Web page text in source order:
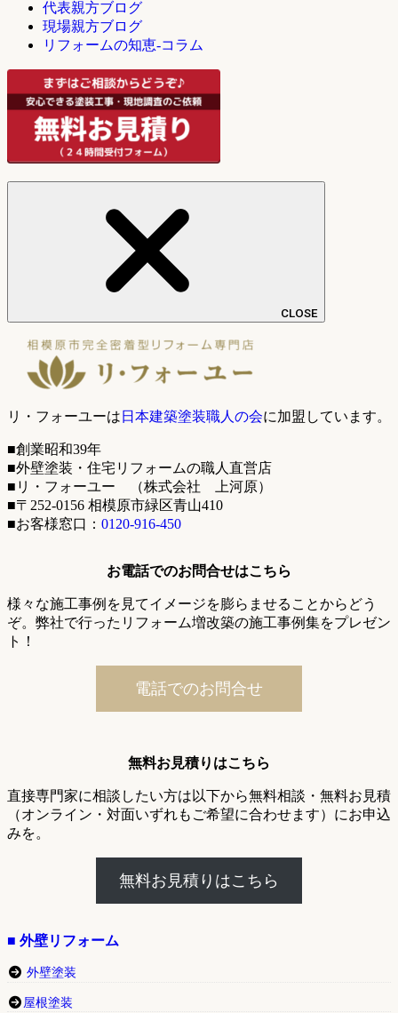
代表親方ブログ
現場親方ブログ
リフォームの知恵-コラム
CLOSE
リ・フォーユーは 日本建築塗装職人の会に加盟しています。
■創業昭和39年
■外壁塗装・住宅リフォームの職人直営店
■リ・フォーユー （株式会社 上河原）
■〒252-0156 相模原市緑区青山410
■お客様窓口： 0120-916-450
お電話でのお問合せはこちら
様々な施工事例を見てイメージを膨らませることからどう
ぞ。弊社で行ったリフォーム増改築の施工事例集をプレゼン
ト！
電話でのお問合せ
無料お見積りはこちら
直接専門家に相談したい方は以下から無料相談・無料お見積
（オンライン・対面いずれもご希望に合わせます）にお申込
みを。
無料お見積りはこちら
■ 外壁リフォーム
外壁塗装
屋根塗装